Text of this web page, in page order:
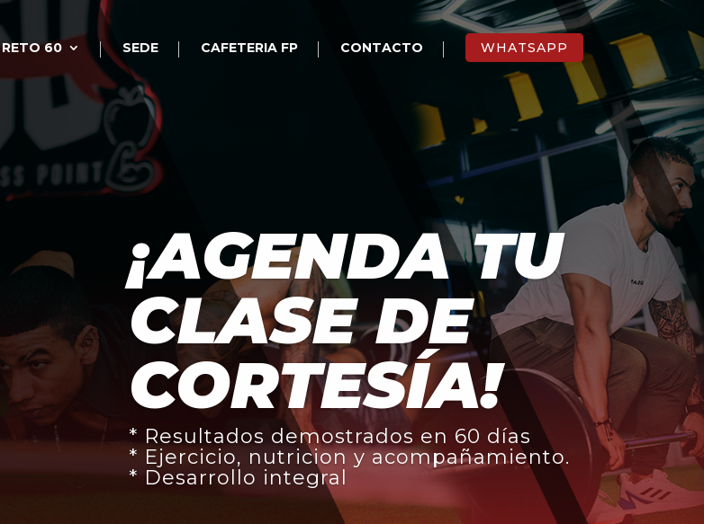
RETO 60 SEDE CAFETERIA FP CONTACTO WHATSAPP
¡AGENDA TU
CLASE DE
CORTESÍA!
* Resultados demostrados en 60 días
* Ejercicio, nutricion y acompañamiento.
* Desarrollo integral